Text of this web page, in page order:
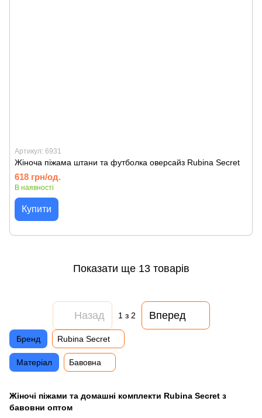
Артикул: 6931
Жіноча піжама штани та футболка оверсайз Rubina Secret
618 грн/од.
В наявності
Купити
Показати ще 13 товарів
Назад 1 з 2 Вперед
Жіночі піжами та домашні комплекти Rubina Secret з
бавовни оптом
Бренд Rubina Secret
Матеріал Бавовна